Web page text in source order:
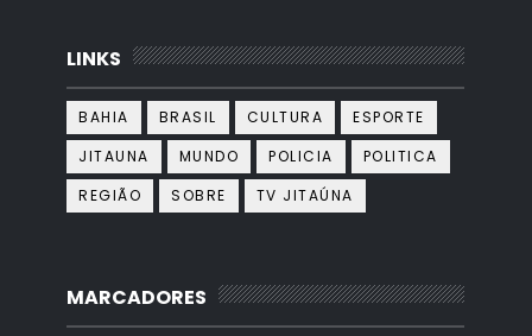
LINKS
BAHIA BRASIL CULTURA
ESPORTE
JITAUNA
MUNDO POLICIA
POLITICA
REGIÃO
SOBRE TV JITAÚNA
MARCADORES